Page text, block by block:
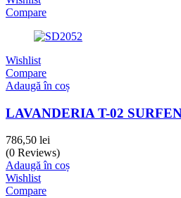
Compare
Wishlist
Compare
Adaugă în coș
LAVANDERIA T-02
786,50 lei
(0 Reviews)
Adaugă în coș
Wishlist
Compare